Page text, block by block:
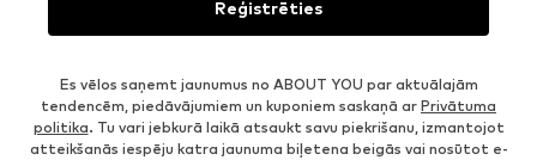
Reģistrēties
Es vēlos saņemt jaunumus no ABOUT YOU par aktuālajām
tendencēm, piedāvājumiem un kuponiem saskaņā ar Privātuma
politika. Tu vari jebkurā laikā atsaukt savu piekrišanu, izmantojot
atteikšanās iespēju katra jaunuma biļetena beigās vai nosūtot e-